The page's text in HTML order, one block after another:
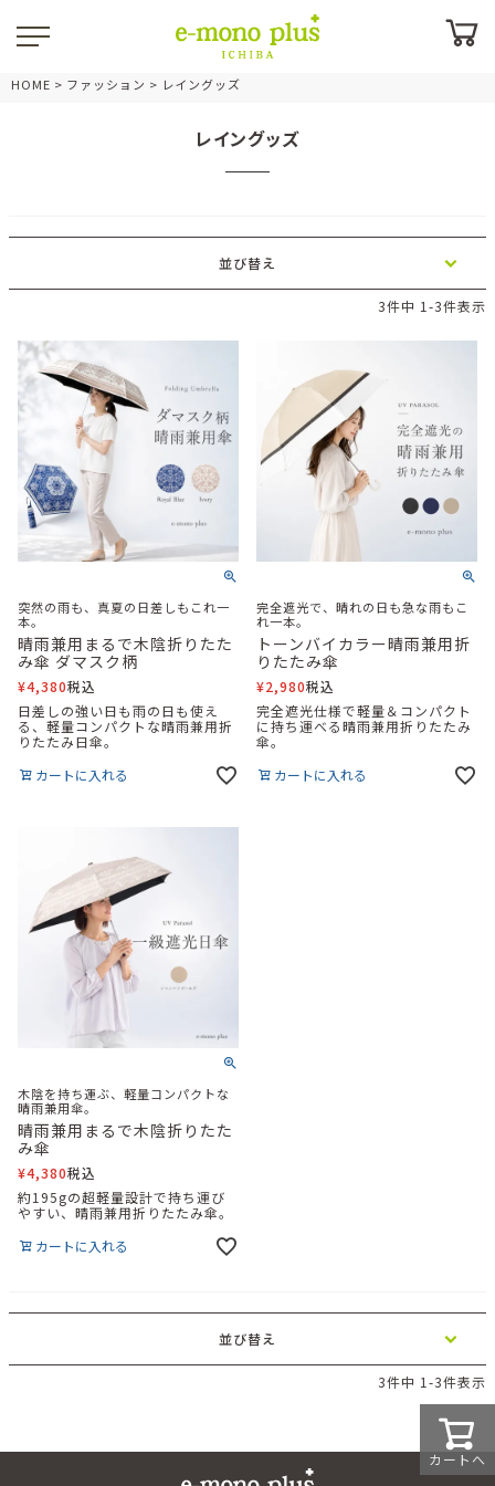
HOME ファッション レイングッズ
レイングッズ
並び替え
3件中 1 -3件表示
突然の雨も、真夏の日差しもこれ一
本。
晴雨兼用まるで木陰折りたた
み傘 ダマスク柄
¥4,380税込
日差しの強い日も雨の日も使え
る、軽量コンパクトな晴雨兼用折
りたたみ日傘。
カートに入れる
完全遮光で、晴れの日も急な雨もこ
れ一本。
トーンバイカラー晴雨兼用折
りたたみ傘
¥2,980税込
完全遮光仕様で軽量＆コンパクト
に持ち運べる晴雨兼用折りたたみ
傘。
カートに入れる
木陰を持ち運ぶ、軽量コンパクトな
晴雨兼用傘。
晴雨兼用まるで木陰折りたた
み傘
¥4,380税込
約195gの超軽量設計で持ち運び
やすい、晴雨兼用折りたたみ傘。
カートに入れる
並び替え
3件中 1 -3件表示
カートへ